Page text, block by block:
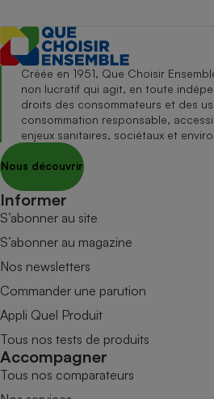
Créée en 1951, Que Choisir
non lucratif qui agit, en toute
droits des consommateurs et des
consommation responsable,
enjeux sanitaires, sociétaux et
Nous découvrir
Informer
S’abonner au site
S’abonner au magazine
Nos newsletters
Commander une parution
Appli Quel Produit
Tous nos tests de produits
Accompagner
Tous nos comparateurs